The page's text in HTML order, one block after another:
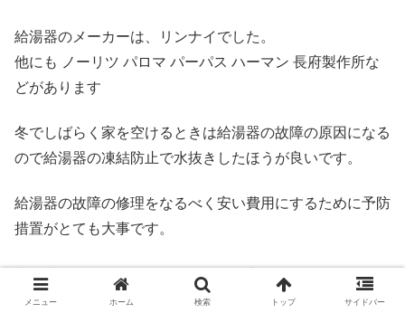
給湯器のメーカーは、リンナイでした。
他にも ノーリツ パロマ パーパス ハーマン 長府製作所な
どがあります
冬でしばらく家を空けるときは給湯器の故障の原因になる
ので給湯器の凍結防止で水抜きしたほうが良いです。
給湯器の故障の修理をなるべく安い費用にするために予防
措置がとても大事です。
少し時間的に余裕があるなら給湯器交換でホームセンター
で下調べするのもおすすめです。
メニュー ホーム 検索 トップ サイドバー